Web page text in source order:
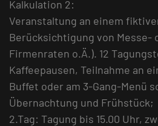
Kalkulation 2:
Veranstaltung an einem
Berücksichtigung von Messe-
Firmenraten o.Ä.). 12
Kaffeepausen, Teilnahme an
Buffet oder am 3-Gang-Menü
Übernachtung und Frühstück;
2.Tag: Tagung bis 15.00 Uhr,